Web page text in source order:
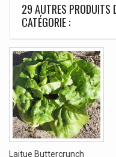
29 AUTRES PRODUITS
CATÉGORIE :
Laitue Buttercrunch